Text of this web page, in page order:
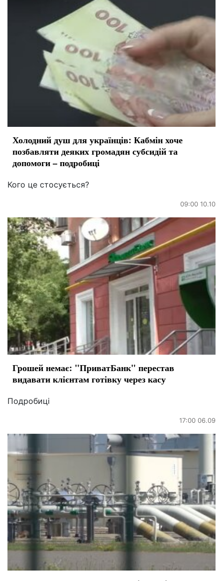
Холодний душ для українців: Кабмін хоче
позбавляти деяких громадян субсидій та
допомоги – подробиці
Кого це стосується?
09:00 10.10
Грошей немає: "ПриватБанк" перестав
видавати клієнтам готівку через касу
Подробиці
17:00 06.09